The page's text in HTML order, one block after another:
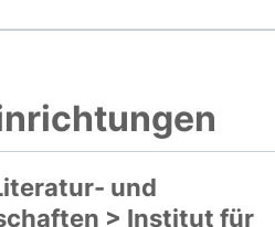
und
> Institut für